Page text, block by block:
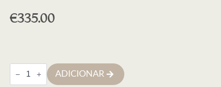
€335.00
Quantidade
de
Frontal
ADICIONAR